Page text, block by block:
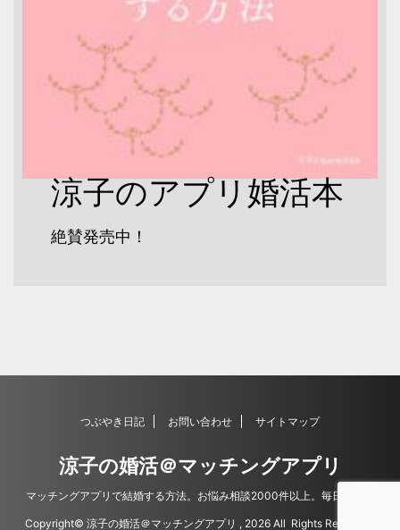
涼子のアプリ婚活本
絶賛発売中！
つぶやき日記 お問い合わせ サイトマップ
涼子の婚活＠マッチングアプリ
マッチングアプリで結婚する方法。お悩み相談2000件以上。毎日更新。
Copyright© 涼子の婚活＠マッチングアプリ , 2026 All Rights Reserved.